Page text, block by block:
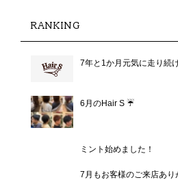
RANKING
7年と1か月元気に走り続
6月のHair S ☔️
ミント始めました！
7月もお客様のご来店あり